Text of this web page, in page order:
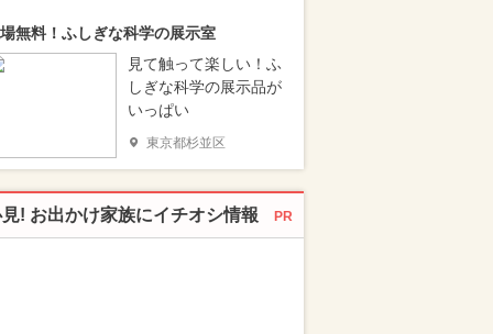
無料！ふしぎな科学の展示室
見て触って楽しい！ふ
しぎな科学の展示品が
いっぱい
東京都杉並区
! お出かけ家族にイチオシ情報 PR